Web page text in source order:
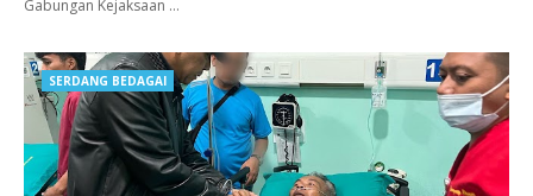
Gabungan Kejaksaan …
SERDANG BEDAGAI